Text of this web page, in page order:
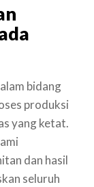
bidang
produksi
yang ketat.
dan hasil
seluruh